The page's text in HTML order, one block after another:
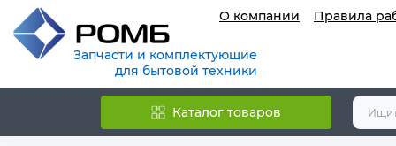
Запчасти и комплектующие
для бытовой техники
О компании Правила
Каталог товаров